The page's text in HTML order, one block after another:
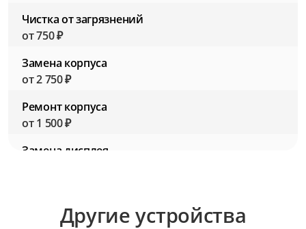
Чистка от загрязнений
от 750 ₽
Замена корпуса
от 2 750 ₽
Ремонт корпуса
от 1 500 ₽
Замена дисплея
от 1 750 ₽Другие устройства